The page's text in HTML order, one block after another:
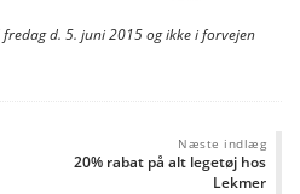
d. 5. juni 2015 og ikke i forvejen
Næste indlæg
20% rabat på alt legetøj hos
Lekmer